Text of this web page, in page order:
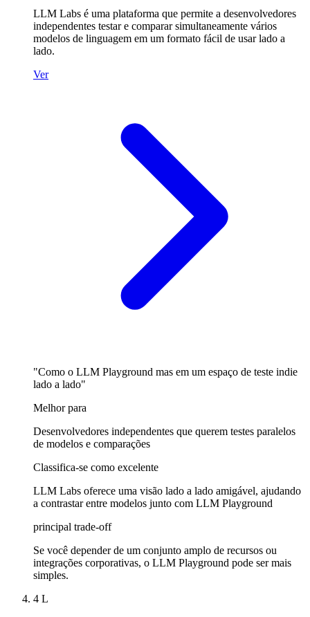
LLM Labs é uma plataforma que permite a desenvolvedores
independentes testar e comparar simultaneamente vários
modelos de linguagem em um formato fácil de usar lado a
lado.
Ver
"Como o LLM Playground mas em um espaço de teste indie
lado a lado"
Melhor para
Desenvolvedores independentes que querem testes paralelos
de modelos e comparações
Classifica-se como excelente
LLM Labs oferece uma visão lado a lado amigável, ajudando
a contrastar entre modelos junto com LLM Playground
principal trade-off
Se você depender de um conjunto amplo de recursos ou
integrações corporativas, o LLM Playground pode ser mais
simples.
4 L